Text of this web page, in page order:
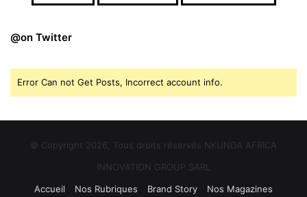
@on Twitter
Error Can not Get Posts, Incorrect account info.
© Copyright 2026, Tous droits réservés NKUNDA AFRICA
INNOVATION GROUP SARL
Accueil
Nos Rubriques Brand Story
Nos Magazines